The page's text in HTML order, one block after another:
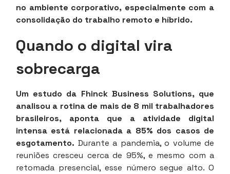
no ambiente corporativo, especialmente com a
consolidação do trabalho remoto e híbrido.
Quando o digital vira
sobrecarga
Um estudo da Fhinck Business Solutions, que
analisou a rotina de mais de 8 mil trabalhadores
brasileiros, aponta que a atividade digital
intensa está relacionada a 85% dos casos de
esgotamento. Durante a pandemia, o volume de
reuniões cresceu cerca de 95%, e mesmo com a
retomada presencial, esse número segue alto. O